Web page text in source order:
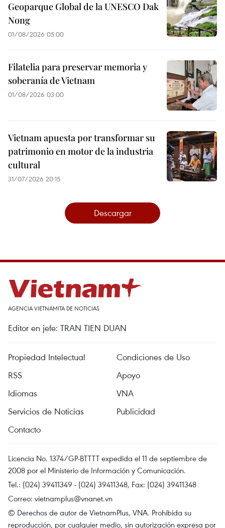
Geoparque Global de la UNESCO Dak
Nong
01/08/2026 05:00
Filatelia para preservar memoria y
soberanía de Vietnam
01/08/2026 03:00
Vietnam apuesta por transformar su
patrimonio en motor de la industria
cultural
31/07/2026 20:15
Descargar
AGENCIA VIETNAMITA DE NOTICIAS
Editor en jefe: TRAN TIEN DUAN
Propiedad Intelectual
Condiciones de Uso
RSS
Apoyo
Idiomas
VNA
Servicios de Noticias
Publicidad
Contacto
Licencia No. 1374/GP-BTTTT expedida el 11 de septiembre de
2008 por el Ministerio de Información y Comunicación.
Tel.: (024) 39411349 - (024) 39411348, Fax: (024) 39411348
Correo: vietnamplus@vnanet.vn
© Derechos de autor de VietnamPlus, VNA. Prohibida su
reproducción, por cualquier medio, sin autorización expresa por